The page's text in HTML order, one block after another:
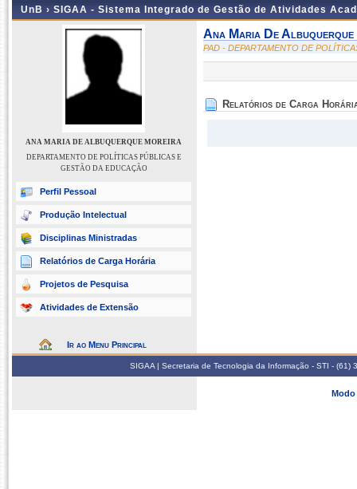
UnB › SIGAA - Sistema Integrado de Gestão de Atividades
ANA MARIA DE ALBUQUERQUE MOREIRA
DEPARTAMENTO DE POLÍTICAS PÚBLICAS E
GESTÃO DA EDUCAÇÃO
Perfil Pessoal
Produção Intelectual
Disciplinas Ministradas
Relatórios de Carga Horária
Projetos de Pesquisa
Atividades de Extensão
Ir ao Menu Principal
Ana Maria De
PAD - DEPARTAMENTO DE
Relatórios de Carga
SIGAA | Secretaria de Tecnologia da Informação - STI -
Modo